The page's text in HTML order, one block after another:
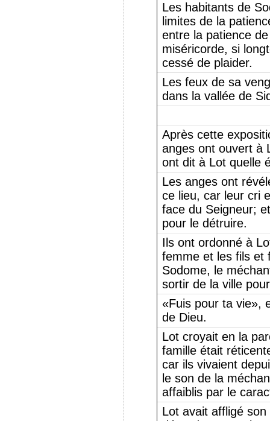
Les habitants de
limites de la
entre la patience
miséricorde, si
cessé de plaider.
Les feux de sa
dans la vallée de
Après cette
anges ont ouvert à
ont dit à Lot quelle
Les anges ont
ce lieu, car leur cri
face du Seigneur;
pour le détruire.
Ils ont ordonné à
femme et les fils et
Sodome, le
sortir de la ville
«Fuis pour ta vie»,
de Dieu.
Lot croyait en la
famille était
car ils vivaient
le son de la
affaiblis par le
Lot avait affligé